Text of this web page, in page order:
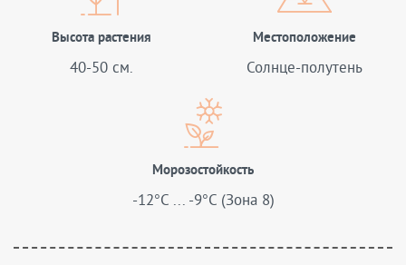
Высота растения
40-50 см.
Местоположение
Солнце-полутень
Морозостойкость
-12°C ... -9°C (Зона 8)